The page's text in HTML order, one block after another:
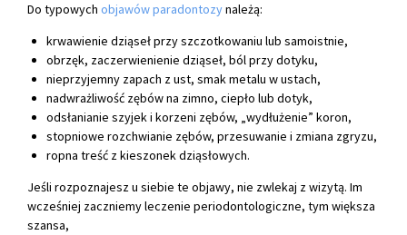
Do typowych objawów paradontozynależą:
krwawienie dziąseł przy szczotkowaniu lub samoistnie,
obrzęk, zaczerwienienie dziąseł, ból przy dotyku,
nieprzyjemny zapach z ust, smak metalu w ustach,
nadwrażliwość zębów na zimno, ciepło lub dotyk,
odsłanianie szyjek i korzeni zębów, „wydłużenie” koron,
stopniowe rozchwianie zębów, przesuwanie i zmiana zgryzu,
ropna treść z kieszonek dziąsłowych.
Jeśli rozpoznajesz u siebie te objawy, nie zwlekaj z wizytą. Im
wcześniej zaczniemy leczenie periodontologiczne, tym większa
szansa,